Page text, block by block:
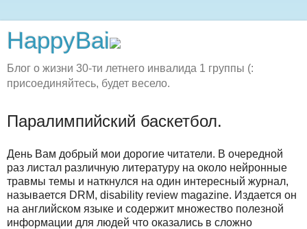
HappyBai
Блог о жизни 30-ти летнего инвалида 1 группы (:
присоединяйтесь, будет весело.
Паралимпийский баскетбол.
День Вам добрый мои дорогие читатели. В очередной
раз листал различную литературу на около нейронные
травмы темы и наткнулся на один интересный журнал,
называется DRM, disability review magazine. Издается он
на английском языке и содержит множество полезной
информации для людей что оказались в сложно